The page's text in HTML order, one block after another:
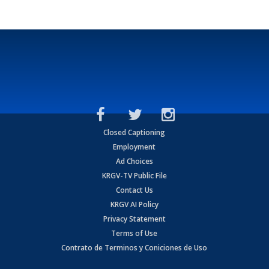
Closed Captioning
Employment
Ad Choices
KRGV-TV Public File
Contact Us
KRGV AI Policy
Privacy Statement
Terms of Use
Contrato de Terminos y Coniciones de Uso